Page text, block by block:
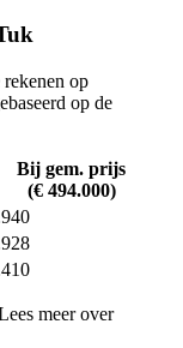
op
op de
Bij gem. prijs
(€ 494.000)
meer over